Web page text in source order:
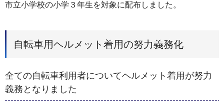
市立小学校の小学３年生を対象に配布しました。
自転車用ヘルメット着用の努力義務化
全ての自転車利用者についてヘルメット着用が努力
義務となりました